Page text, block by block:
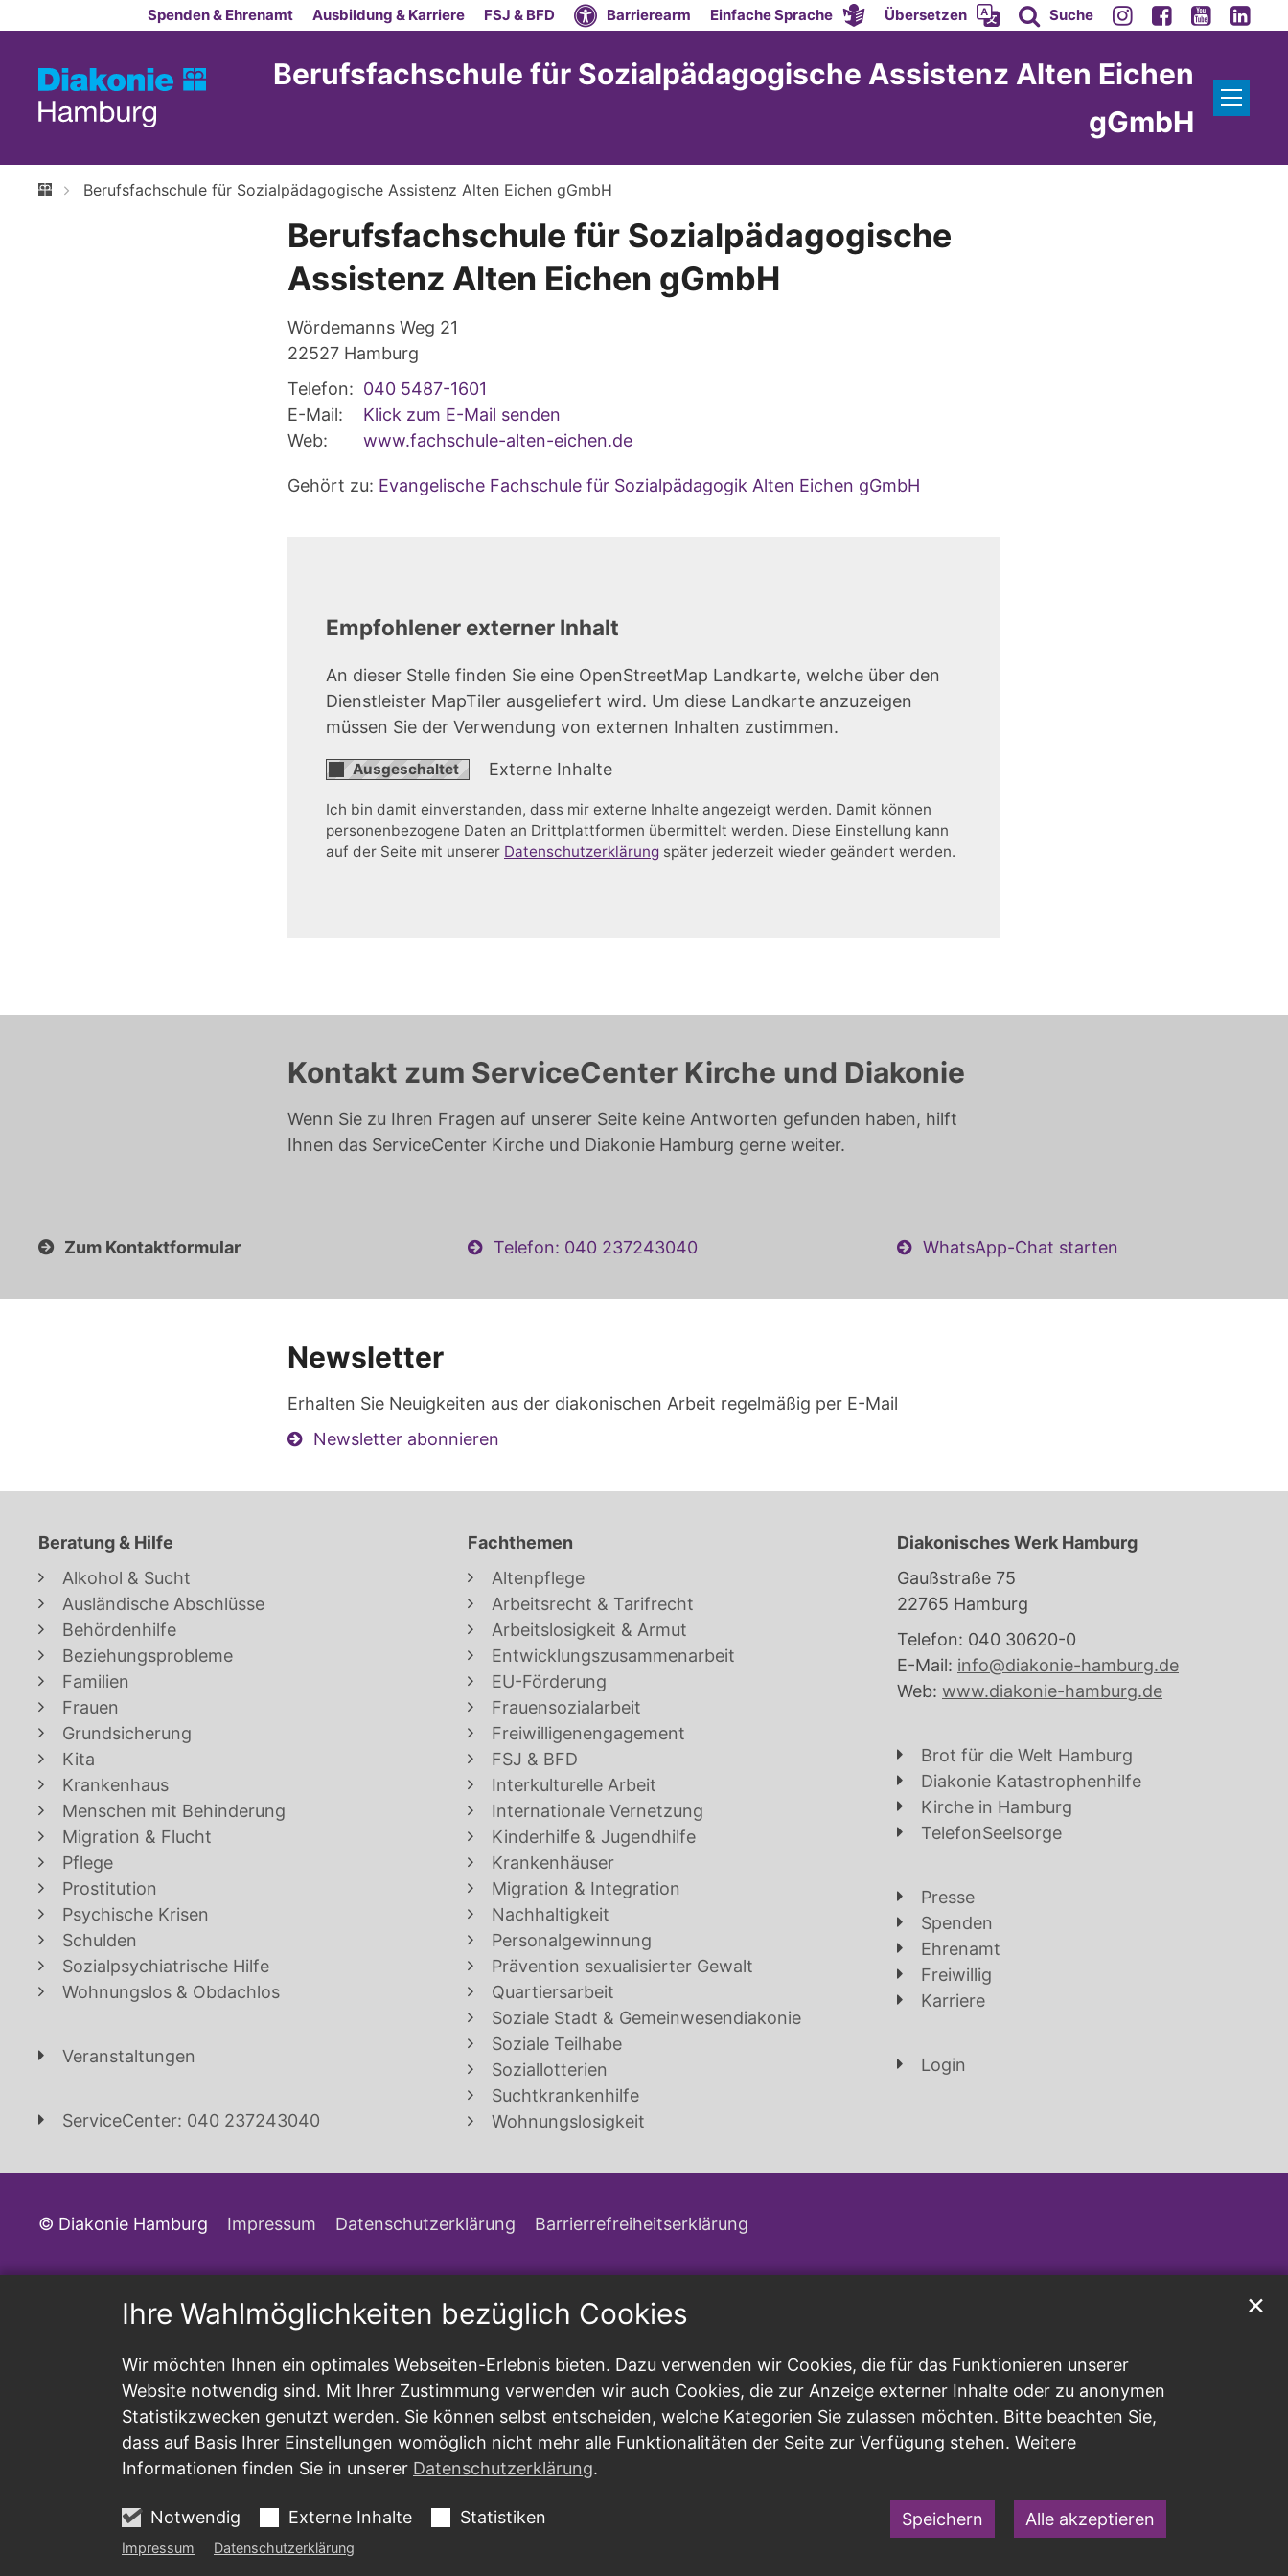
Ihre Wahlmöglichkeiten bezüglich Cookies
Wir möchten Ihnen ein optimales Webseiten-Erlebnis bieten. Dazu verwenden wir Cookies, die für das Funktionieren unserer
Website notwendig sind. Mit Ihrer Zustimmung verwenden wir auch Cookies, die zur Anzeige externer Inhalte oder zu anonymen
Statistikzwecken genutzt werden. Sie können selbst entscheiden, welche Kategorien Sie zulassen möchten. Bitte beachten Sie,
dass auf Basis Ihrer Einstellungen womöglich nicht mehr alle Funktionalitäten der Seite zur Verfügung stehen. Weitere
Informationen finden Sie in unserer Datenschutzerklärung.
Notwendig Externe Inhalte Statistiken Speichern Alle akzeptieren
✕
Impressum Datenschutzerklärung
Zum Inhalt springenSpenden & Ehrenamt Ausbildung & Karriere FSJ & BFD Barrierearm Einfache Sprache Übersetzen Suche
Berufsfachschule für Sozialpädagogische Assistenz Alten Eichen
gGmbH
Berufsfachschule für Sozialpädagogische Assistenz Alten Eichen gGmbH
Berufsfachschule für Sozialpädagogische
Assistenz Alten Eichen gGmbH
Wördemanns Weg 21
22527 Hamburg
Telefon: 040 5487-1601
E-Mail:
Klick zum E-Mail senden
Web:
www.fachschule-alten-eichen.de
Gehört zu: Evangelische Fachschule für Sozialpädagogik Alten Eichen gGmbH
Empfohlener externer Inhalt
An dieser Stelle finden Sie eine OpenStreetMap Landkarte, welche über den
Dienstleister MapTiler ausgeliefert wird. Um diese Landkarte anzuzeigen
müssen Sie der Verwendung von externen Inhalten zustimmen.
Externe Inhalte
Ich bin damit einverstanden, dass mir externe Inhalte angezeigt werden. Damit können
personenbezogene Daten an Drittplattformen übermittelt werden. Diese Einstellung kann
auf der Seite mit unserer Datenschutzerklärung später jederzeit wieder geändert werden.
Kontakt zum ServiceCenter Kirche und Diakonie
Wenn Sie zu Ihren Fragen auf unserer Seite keine Antworten gefunden haben, hilft
Ihnen das ServiceCenter Kirche und Diakonie Hamburg gerne weiter.
Zum Kontaktformular Telefon: 040 237243040 WhatsApp-Chat starten
Newsletter
Erhalten Sie Neuigkeiten aus der diakonischen Arbeit regelmäßig per E-Mail
Newsletter abonnieren
Beratung & Hilfe
Alkohol & Sucht
Ausländische Abschlüsse
Behördenhilfe
Beziehungsprobleme
Familien
Frauen
Grundsicherung
Kita
Krankenhaus
Menschen mit Behinderung
Migration & Flucht
Pflege
Prostitution
Psychische Krisen
Schulden
Sozialpsychiatrische Hilfe
Wohnungslos & Obdachlos
Veranstaltungen
ServiceCenter: 040 237243040
Fachthemen
Altenpflege
Arbeitsrecht & Tarifrecht
Arbeitslosigkeit & Armut
Entwicklungszusammenarbeit
EU-Förderung
Frauensozialarbeit
Freiwilligenengagement
FSJ & BFD
Interkulturelle Arbeit
Internationale Vernetzung
Kinderhilfe & Jugendhilfe
Krankenhäuser
Migration & Integration
Nachhaltigkeit
Personalgewinnung
Prävention sexualisierter Gewalt
Quartiersarbeit
Soziale Stadt & Gemeinwesendiakonie
Soziale Teilhabe
Soziallotterien
Suchtkrankenhilfe
Wohnungslosigkeit
Diakonisches Werk Hamburg
Gaußstraße 75
22765 Hamburg
Telefon: 040 30620-0
E-Mail: info@diakonie-hamburg.de
Web: www.diakonie-hamburg.de
Brot für die Welt Hamburg
Diakonie Katastrophenhilfe
Kirche in Hamburg
TelefonSeelsorge
Presse
Spenden
Ehrenamt
Freiwillig
Karriere
Login
© Diakonie Hamburg Impressum Datenschutzerklärung Barrierrefreiheitserklärung